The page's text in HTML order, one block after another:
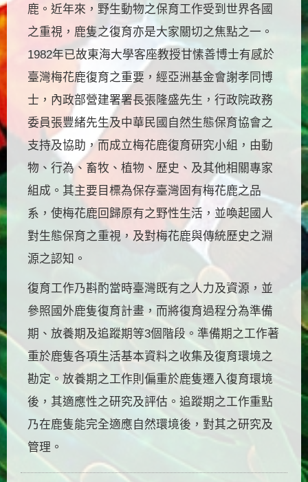
鹿。近年來，野生動物之保育工作受到世界各國
之重視，鹿隻之復育亦是大家關切之焦點之一。
1982年已故東海大學客座教授甘愫善博士有感於
臺灣梅花鹿復育之重要，經亞洲基金會謝孝同博
士，內政部營建署署長張隆盛先生，行政院政務
委員張豐緒先生及中華民國自然生態保育協會之
支持及協助，而成立梅花鹿復育研究小組，由動
物、行為、畜牧、植物、歷史、及其他相關專家
組成。其主要目標為保存臺灣固有梅花鹿之品
系，使梅花鹿回歸原有之野性生活，並喚起國人
對生態保育之重視，及對梅花鹿與傳統歷史之淵
源之認知。
復育工作乃斟酌當時臺灣既有之人力及資源，並
參照國外鹿隻復育計畫，而將復育過程分為準備
期、放養期及追蹤期等3個階段。準備期之工作著
重於鹿隻各項生活基本資料之收集及復育環境之
勘定。放養期之工作則偏重於鹿隻遷入復育環境
後，其適應性之研究及評估。追蹤期之工作重點
乃在鹿隻能完全適應自然環境後，對其之研究及
管理。